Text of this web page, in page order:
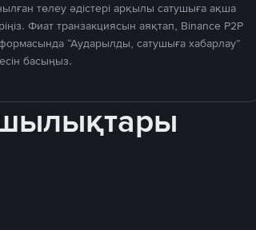
төлеу әдістері арқылы сатушыға ақша
Фиат транзакциясын аяқтап, Binance P2P
“Аударылды, сатушыға хабарлау”
басыңыз.